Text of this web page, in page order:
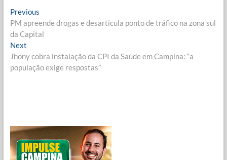
Navegação
de
Post
PreviousPrevious
post:
PM apreende drogas e desarticula ponto de tráfico na zona sul
da Capital
NextNext
post:
Jhony cobra instalação da CPI da Saúde em Campina: “a
população exige respostas”